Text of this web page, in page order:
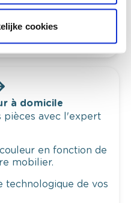
cookies
à domicile
pièces avec l'expert
en fonction de
mobilier.
technologique de vos